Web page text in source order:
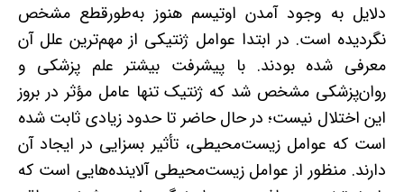
دلایل به وجود آمدن اوتیسم هنوز به‌طورقطع مشخص
نگردیده است. در ابتدا عوامل ژنتیکی از مهم‌ترین علل آن
معرفی شده بودند. با پیشرفت بیشتر علم پزشکی و
روان‌پزشکی مشخص شد که ژنتیک تنها عامل مؤثر در بروز
این اختلال نیست؛ در حال حاضر تا حدود زیادی ثابت شده
است که عوامل زیست‌محیطی، تأثیر بسزایی در ایجاد آن
دارند. منظور از عوامل زیست‌محیطی آلاینده‌هایی است که